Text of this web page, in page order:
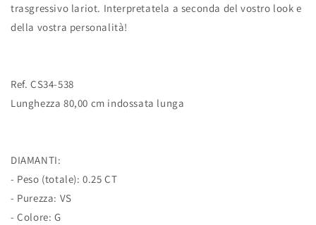
trasgressivo lariot. Interpretatela a seconda del vostro look e
della vostra personalità!
Ref. CS34-538
Lunghezza 80,00 cm indossata lunga
DIAMANTI:
- Peso (totale): 0.25 CT
- Purezza: VS
- Colore: G